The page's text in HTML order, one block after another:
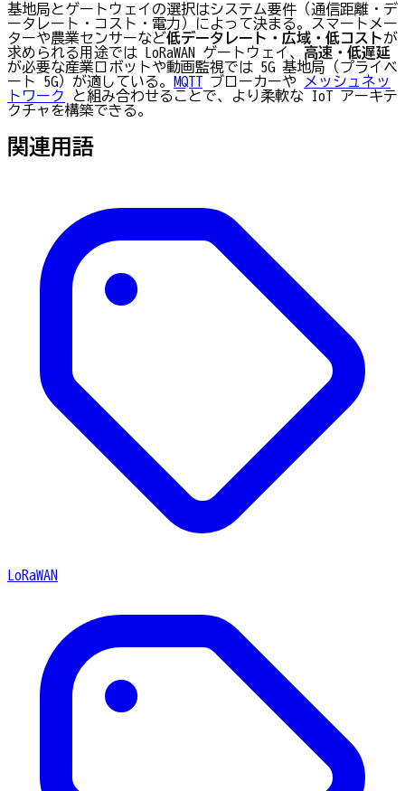
基地局とゲートウェイの選択はシステム要件（通信距離・デ
ータレート・コスト・電力）によって決まる。スマートメー
ターや農業センサーなど低データレート・広域・低コストが
求められる用途では LoRaWAN ゲートウェイ、 高速・低遅延
が必要な産業ロボットや動画監視では 5G 基地局（プライベ
ート 5G）が適している。
MQTT ブローカーや
メッシュネッ
トワーク
と組み合わせることで、より柔軟な IoT アーキテ
クチャを構築できる。
関連用語
LoRaWAN